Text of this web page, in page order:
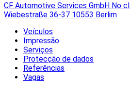
CF Automotive Services GmbH No
Wiebestraße 36-37 10553 Berlim
Veículos
Impressão
Serviços
Protecção de dados
Referências
Vagas